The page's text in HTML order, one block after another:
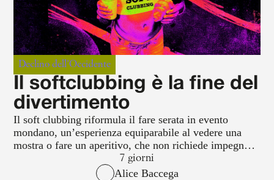
Declino dell'Occidente
Il softclubbing è la fine del
divertimento
Il soft clubbing riformula il fare serata in evento
mondano, un’esperienza equiparabile al vedere una
mostra o fare un aperitivo, che non richiede impegno,
e non a caso si svolge all’ora della colazione, appena
svegli e freschi dalla lunga notte di riposo.
7 giorni
Alice Baccega